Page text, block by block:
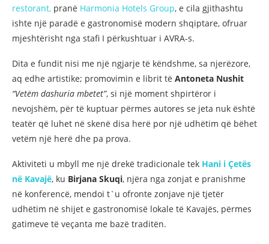
restorant, pranë Harmonia Hotels Group, e cila gjithashtu
ishte një paradë e gastronomisë modern shqiptare, ofruar
mjeshtërisht nga stafi I përkushtuar i AVRA-s.
Dita e fundit nisi me një ngjarje të këndshme, sa njerëzore,
aq edhe artistike; promovimin e librit të Antoneta Nushit
“Vetëm dashuria mbetet”, si një moment shpirtëror i
nevojshëm, për të kuptuar përmes autores se jeta nuk është
teatër që luhet në skenë disa herë por një udhëtim që bëhet
vetëm një herë dhe pa prova.
Aktiviteti u mbyll me një drekë tradicionale tek Hani i Çetës
në Kavajë, ku Birjana Skuqi, njëra nga zonjat e pranishme
në konferencë, mendoi t`u ofronte zonjave një tjetër
udhëtim në shijet e gastronomisë lokale të Kavajës, përmes
gatimeve të veçanta me bazë traditën.